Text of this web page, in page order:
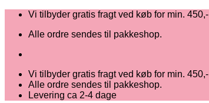
Fortsæt
indhold
Vi tilbyder gratis fragt ved køb for min. 450,-
Alle ordre sendes til pakkeshop.
Vi tilbyder gratis fragt ved køb for min. 450,-
Alle ordre sendes til pakkeshop.
Levering ca 2-4 dage